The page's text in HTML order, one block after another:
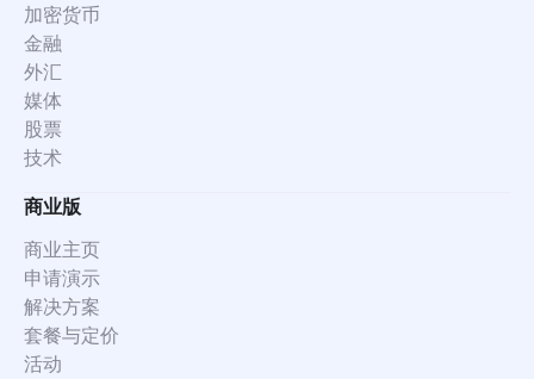
加密货币
金融
外汇
媒体
股票
技术
商业版
商业主页
申请演示
解决方案
套餐与定价
活动